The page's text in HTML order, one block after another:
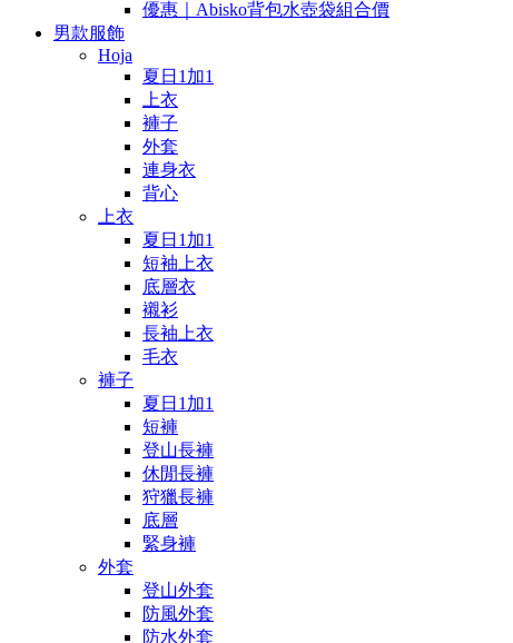
優惠｜Abisko背包水壺袋組合價
男款服飾
Hoja
夏日1加1
上衣
褲子
外套
連身衣
背心
上衣
夏日1加1
短袖上衣
底層衣
襯衫
長袖上衣
毛衣
褲子
夏日1加1
短褲
登山長褲
休閒長褲
狩獵長褲
底層
緊身褲
外套
登山外套
防風外套
防水外套